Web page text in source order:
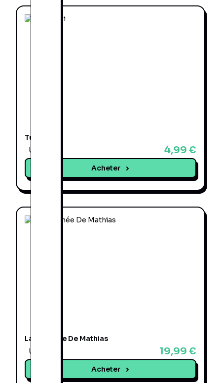
Tu Es Moi
Une offre
4,99 €
Acheter
La Destinée De Mathias
Une offre
19,99 €
Acheter